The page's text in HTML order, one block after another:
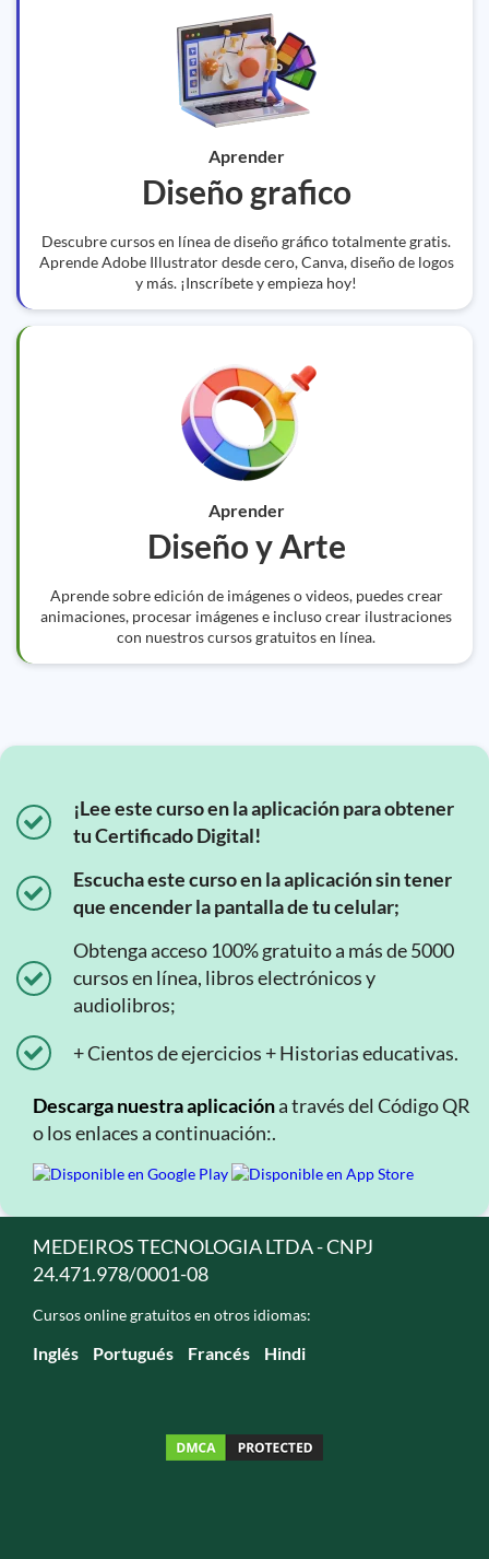
Aprender
Diseño grafico
Descubre cursos en línea de diseño gráfico totalmente gratis.
Aprende Adobe Illustrator desde cero, Canva, diseño de logos
y más. ¡Inscríbete y empieza hoy!
Aprender
Diseño y Arte
Aprende sobre edición de imágenes o videos, puedes crear
animaciones, procesar imágenes e incluso crear ilustraciones
con nuestros cursos gratuitos en línea.
¡Lee este curso en la aplicación para obtener
tu Certificado Digital!
Escucha este curso en la aplicación sin tener
que encender la pantalla de tu celular;
Obtenga acceso 100% gratuito a más de 5000
cursos en línea, libros electrónicos y
audiolibros;
+ Cientos de ejercicios + Historias educativas.
Descarga nuestra aplicacióna través del Código QR
o los enlaces a continuación:.
MEDEIROS TECNOLOGIA LTDA - CNPJ
24.471.978/0001-08
Cursos online gratuitos en otros idiomas:
Inglés Portugués Francés Hindi